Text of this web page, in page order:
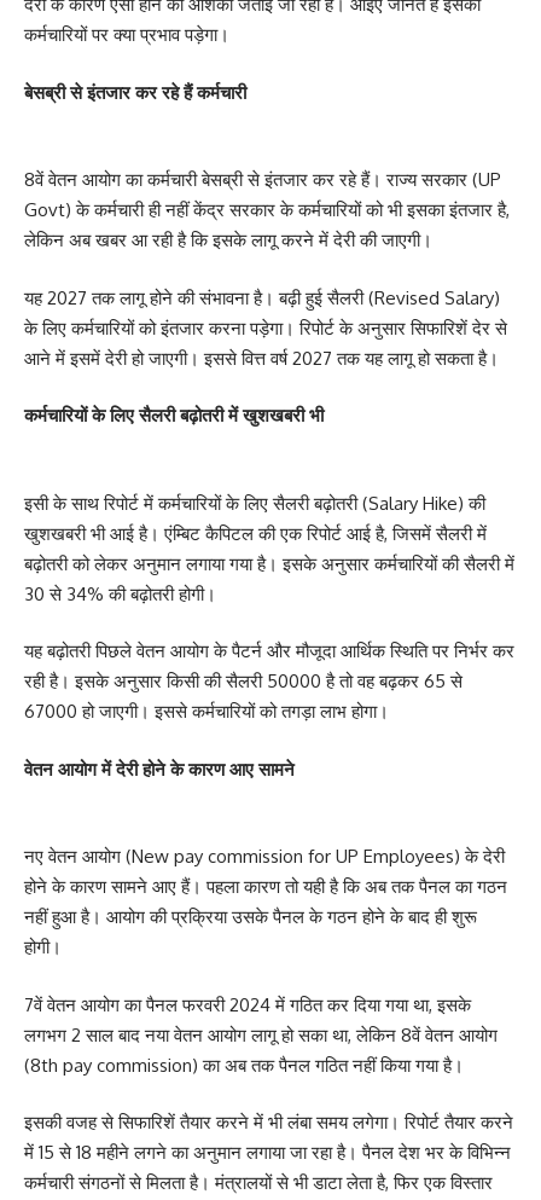
कर्मचारियों पर क्या प्रभाव पड़ेगा।
बेसब्री से इंतजार कर रहे हैं कर्मचारी
8वें वेतन आयोग का कर्मचारी बेसब्री से इंतजार कर रहे हैं। राज्य सरकार (UP
Govt) के कर्मचारी ही नहीं केंद्र सरकार के कर्मचारियों को भी इसका इंतजार है,
लेकिन अब खबर आ रही है कि इसके लागू करने में देरी की जाएगी।
यह 2027 तक लागू होने की संभावना है। बढ़ी हुई सैलरी (Revised Salary)
के लिए कर्मचारियों को इंतजार करना पड़ेगा। रिपोर्ट के अनुसार सिफारिशें देर से
आने में इसमें देरी हो जाएगी। इससे वित्त वर्ष 2027 तक यह लागू हो सकता है।
कर्मचारियों के लिए सैलरी बढ़ोतरी में खुशखबरी भी
इसी के साथ रिपोर्ट में कर्मचारियों के लिए सैलरी बढ़ोतरी (Salary Hike) की
खुशखबरी भी आई है। एंम्बिट कैपिटल की एक रिपोर्ट आई है, जिसमें सैलरी में
बढ़ोतरी को लेकर अनुमान लगाया गया है। इसके अनुसार कर्मचारियों की सैलरी में
30 से 34% की बढ़ोतरी होगी।
यह बढ़ोतरी पिछले वेतन आयोग के पैटर्न और मौजूदा आर्थिक स्थिति पर निर्भर कर
रही है। इसके अनुसार किसी की सैलरी 50000 है तो वह बढ़कर 65 से
67000 हो जाएगी। इससे कर्मचारियों को तगड़ा लाभ होगा।
वेतन आयोग में देरी होने के कारण आए सामने
नए वेतन आयोग (New pay commission for UP Employees) के देरी
होने के कारण सामने आए हैं। पहला कारण तो यही है कि अब तक पैनल का गठन
नहीं हुआ है। आयोग की प्रक्रिया उसके पैनल के गठन होने के बाद ही शुरू
होगी।
7वें वेतन आयोग का पैनल फरवरी 2024 में गठित कर दिया गया था, इसके
लगभग 2 साल बाद नया वेतन आयोग लागू हो सका था, लेकिन 8वें वेतन आयोग
(8th pay commission) का अब तक पैनल गठित नहीं किया गया है।
इसकी वजह से सिफारिशें तैयार करने में भी लंबा समय लगेगा। रिपोर्ट तैयार करने
में 15 से 18 महीने लगने का अनुमान लगाया जा रहा है। पैनल देश भर के विभिन्न
कर्मचारी संगठनों से मिलता है। मंत्रालयों से भी डाटा लेता है, फिर एक विस्तार